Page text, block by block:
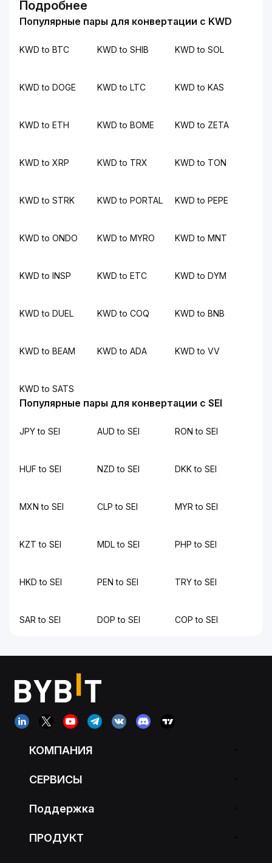
Подробнее
Популярные пары для конвертации с KWD
KWD to BTC KWD to SHIB KWD to SOL
KWD to DOGE KWD to LTC KWD to KAS
KWD to ETH KWD to BOME KWD to ZETA
KWD to XRP KWD to TRX KWD to TON
KWD to STRK KWD to PORTAL KWD to PEPE
KWD to ONDO KWD to MYRO KWD to MNT
KWD to INSP KWD to ETC KWD to DYM
KWD to DUEL KWD to COQ KWD to BNB
KWD to BEAM KWD to ADA KWD to VV
KWD to SATS
Популярные пары для конвертации с SEI
JPY to SEI AUD to SEI RON to SEI
HUF to SEI NZD to SEI DKK to SEI
MXN to SEI CLP to SEI MYR to SEI
KZT to SEI MDL to SEI PHP to SEI
HKD to SEI PEN to SEI TRY to SEI
SAR to SEI DOP to SEI COP to SEI
КОМПАНИЯ
СЕРВИСЫ
Поддержка
ПРОДУКТ